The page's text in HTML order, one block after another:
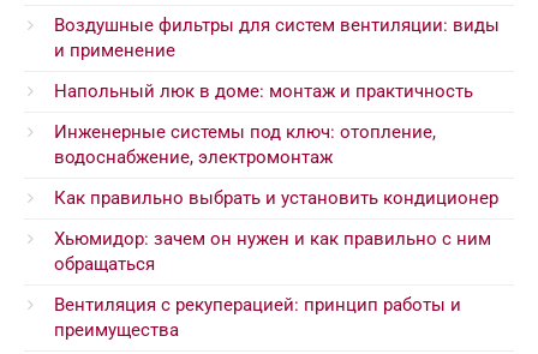
Воздушные фильтры для систем вентиляции: виды
и применение
Напольный люк в доме: монтаж и практичность
Инженерные системы под ключ: отопление,
водоснабжение, электромонтаж
Как правильно выбрать и установить кондиционер
Хьюмидор: зачем он нужен и как правильно с ним
обращаться
Вентиляция с рекуперацией: принцип работы и
преимущества